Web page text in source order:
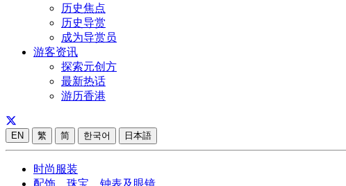
历史焦点
历史导赏
成为导赏员
游客资讯
探索元创方
最新热话
游历香港
EN 繁 简 한국어 日本語
时尚服装
配饰、珠宝、钟表及眼镜